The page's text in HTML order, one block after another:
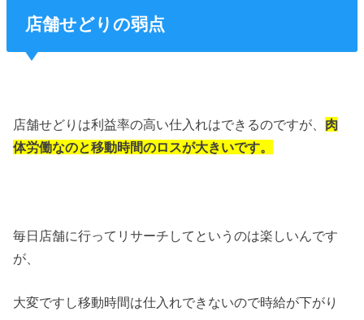
店舗せどりの弱点
店舗せどりは利益率の高い仕入れはできるのですが、 肉
体労働なのと移動時間のロスが大きいです。
毎日店舗に行ってリサーチしてというのは楽しいんです
が、
大変ですし移動時間は仕入れできないので時給が下がり